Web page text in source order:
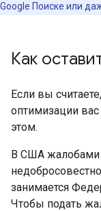
Google Поиске или
Как
Если вы
оптимизации
этом.
В США жалобами
занимается
Чтобы подать